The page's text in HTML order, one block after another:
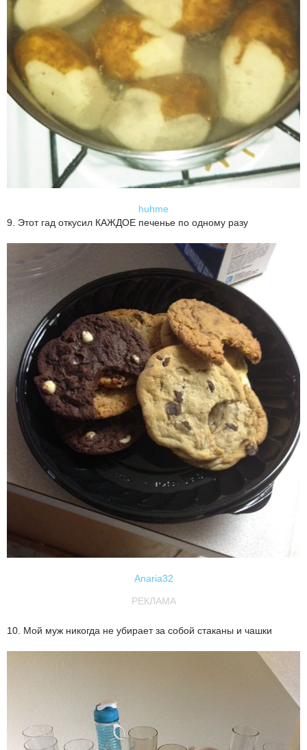
huhme
9. Этот гад откусил КАЖДОЕ печенье по одному разу
Anaria32
РЕКЛАМА
10. Мой муж никогда не убирает за собой стаканы и чашки